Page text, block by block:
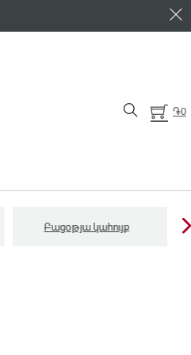
֏0
Բացօթյա կահույք